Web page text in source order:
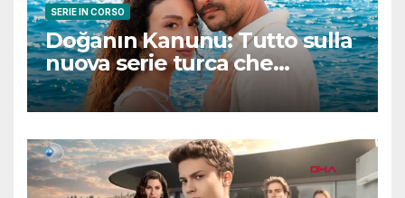
SERIE IN CORSO
Doğanın Kanunu: Tutto sulla
nuova serie turca che
promette emozioni e colpi di
scena